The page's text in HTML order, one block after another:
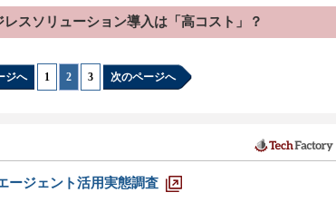
レスソリューション導入は「高コスト」？
ジへ 1 2 3 次のページへ
ージェント活用実態調査